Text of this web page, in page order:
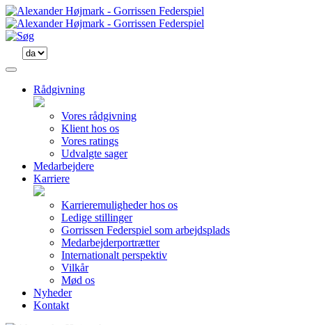
Rådgivning
Vores rådgivning
Klient hos os
Vores ratings
Udvalgte sager
Medarbejdere
Karriere
Karrieremuligheder hos os
Ledige stillinger
Gorrissen Federspiel som arbejdsplads
Medarbejderportrætter
Internationalt perspektiv
Vilkår
Mød os
Nyheder
Kontakt